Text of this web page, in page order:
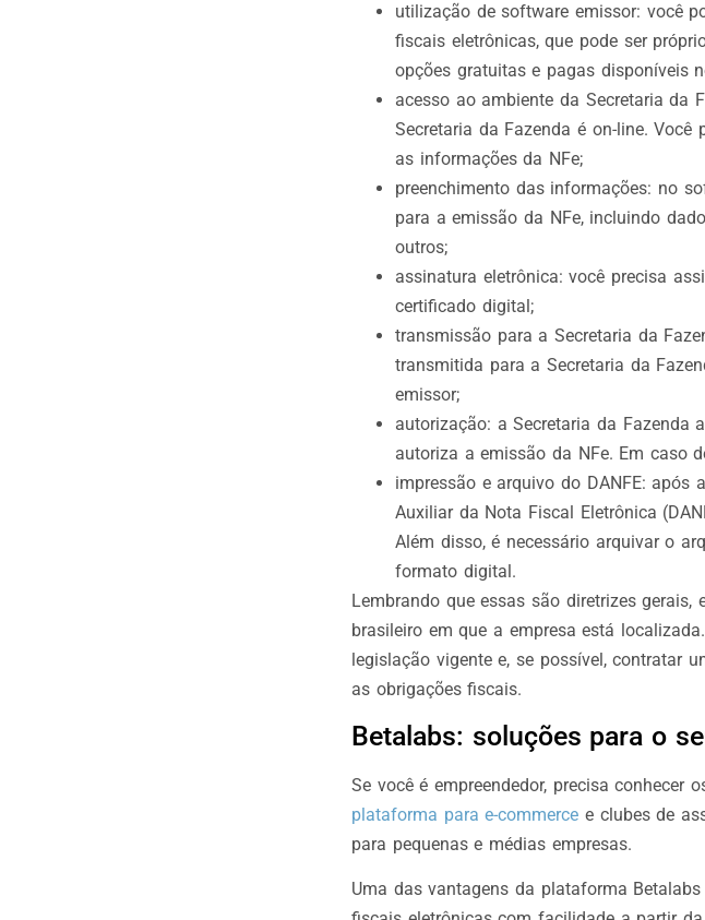
utilização de software emissor: você
fiscais eletrônicas, que pode ser
opções gratuitas e pagas disponíveis
acesso ao ambiente da Secretaria da
Secretaria da Fazenda é on-line.
as informações da NFe;
preenchimento das informações: no
para a emissão da NFe, incluindo
outros;
assinatura eletrônica: você precisa
certificado digital;
transmissão para a Secretaria da
transmitida para a Secretaria da
emissor;
autorização: a Secretaria da Fazenda
autoriza a emissão da NFe. Em caso
impressão e arquivo do DANFE: após
Auxiliar da Nota Fiscal Eletrônica
Além disso, é necessário arquivar o
formato digital.
Lembrando que essas são diretrizes
brasileiro em que a empresa está
legislação vigente e, se possível, contratar
as obrigações fiscais.
Betalabs: soluções para o
Se você é empreendedor, precisa conhecer
plataforma para e-commerce e clubes de
para pequenas e médias empresas.
Uma das vantagens da plataforma